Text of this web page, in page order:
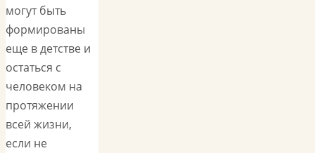
могут быть
формированы
еще в детстве и
остаться с
человеком на
протяжении
всей жизни,
если не